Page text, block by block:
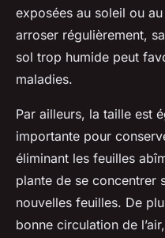
exposées au soleil ou
arroser régulièrement,
sol trop humide peut
maladies.
Par ailleurs, la taille est
importante pour
éliminant les feuilles
plante de se concentrer
nouvelles feuilles. De
bonne circulation de